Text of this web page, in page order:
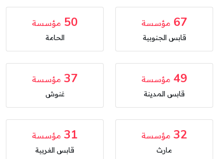
67 مؤسسة
قابس الجنوبية
50 مؤسسة
الحامة
49 مؤسسة
قابس المدينة
37 مؤسسة
غنوش
32 مؤسسة
مارث
31 مؤسسة
قابس الغربية